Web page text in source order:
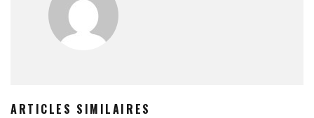
ARTICLES SIMILAIRES